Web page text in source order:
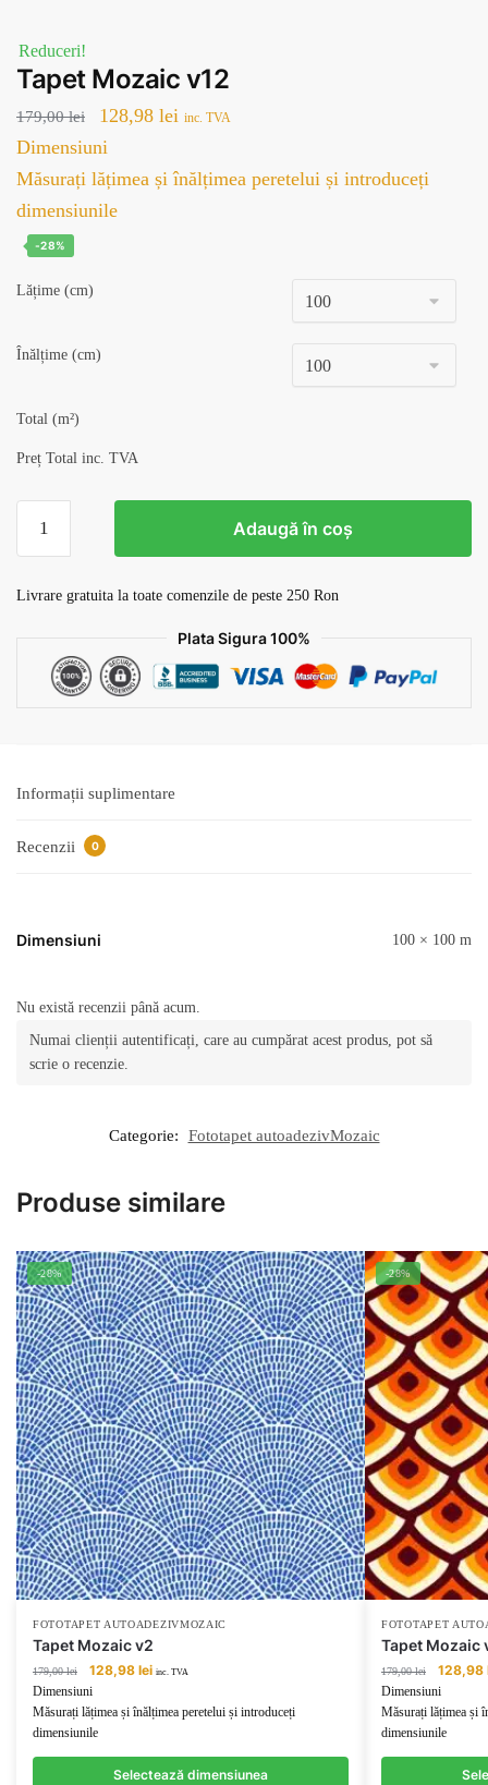
Reduceri!
Tapet Mozaic v12
179,00lei
Prețul
inițial
a
fost:
128,98 lei Prețul
este:
inc. TVA
Dimensiuni
Măsurați lățimea și înălțimea peretelui și introduceți
dimensiunile
-28%
Lățime (cm)
Înălțime (cm)
Total (m²)
Preț Total inc. TVA
Tapet
v12
Adaugă în coș
Livrare gratuita la toate comenzile de peste 250 Ron
Plata Sigura 100%
Informații suplimentare
Recenzii 0
Dimensiuni 100 × 100 m
Nu există recenzii până acum.
Numai clienții autentificați, care au cumpărat acest produs, pot să
scrie o recenzie.
Categorie: Fototapet autoadezivMozaic
Produse similare
-28%
FOTOTAPET AUTOADEZIVMOZAIC
Tapet Mozaic v2
179,00lei
Prețul
inițial
a
fost:
128,98 leiPrețul
este:
inc. TVA
Dimensiuni
Măsurați lățimea și înălțimea peretelui și introduceți
dimensiunile
Selectează dimensiunea
-28%
FOTOTAPET
Tapet Mozaic
179,00lei
Prețul
inițial
a
fost:
128,98
Dimensiuni
Măsurați lățimea și
dimensiunile